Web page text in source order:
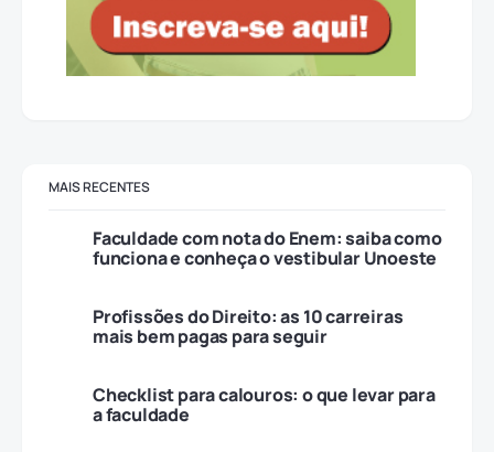
MAIS RECENTES
Faculdade com nota do Enem: saiba como
funciona e conheça o vestibular Unoeste
Profissões do Direito: as 10 carreiras
mais bem pagas para seguir
Checklist para calouros: o que levar para
a faculdade